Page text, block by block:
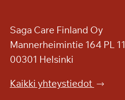
Saga Care Finland Oy
Mannerheimintie 164 PL 11
00301 Helsinki
Kaikki yhteystiedot